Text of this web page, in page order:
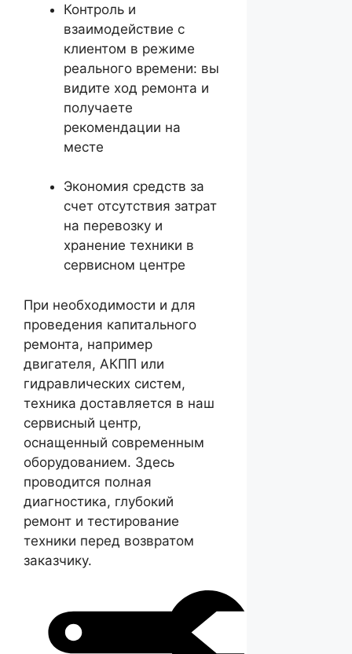
Контроль и
взаимодействие с
клиентом в режиме
реального времени: вы
видите ход ремонта и
получаете
рекомендации на
месте
Экономия средств за
счет отсутствия затрат
на перевозку и
хранение техники в
сервисном центре
При необходимости и для
проведения капитального
ремонта, например
двигателя, АКПП или
гидравлических систем,
техника доставляется в наш
сервисный центр,
оснащенный современным
оборудованием. Здесь
проводится полная
диагностика, глубокий
ремонт и тестирование
техники перед возвратом
заказчику.